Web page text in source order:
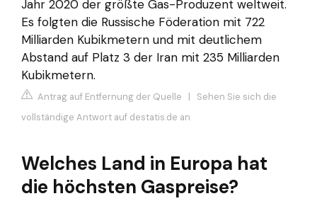
Jahr 2020 der größte Gas-Produzent weltweit.
Es folgten die Russische Föderation mit 722
Milliarden Kubikmetern und mit deutlichem
Abstand auf Platz 3 der Iran mit 235 Milliarden
Kubikmetern.
Antrag auf Entfernung der Quelle | Sehen Sie sich die
vollständige Antwort auf destatis.de an
Welches Land in Europa hat
die höchsten Gaspreise?